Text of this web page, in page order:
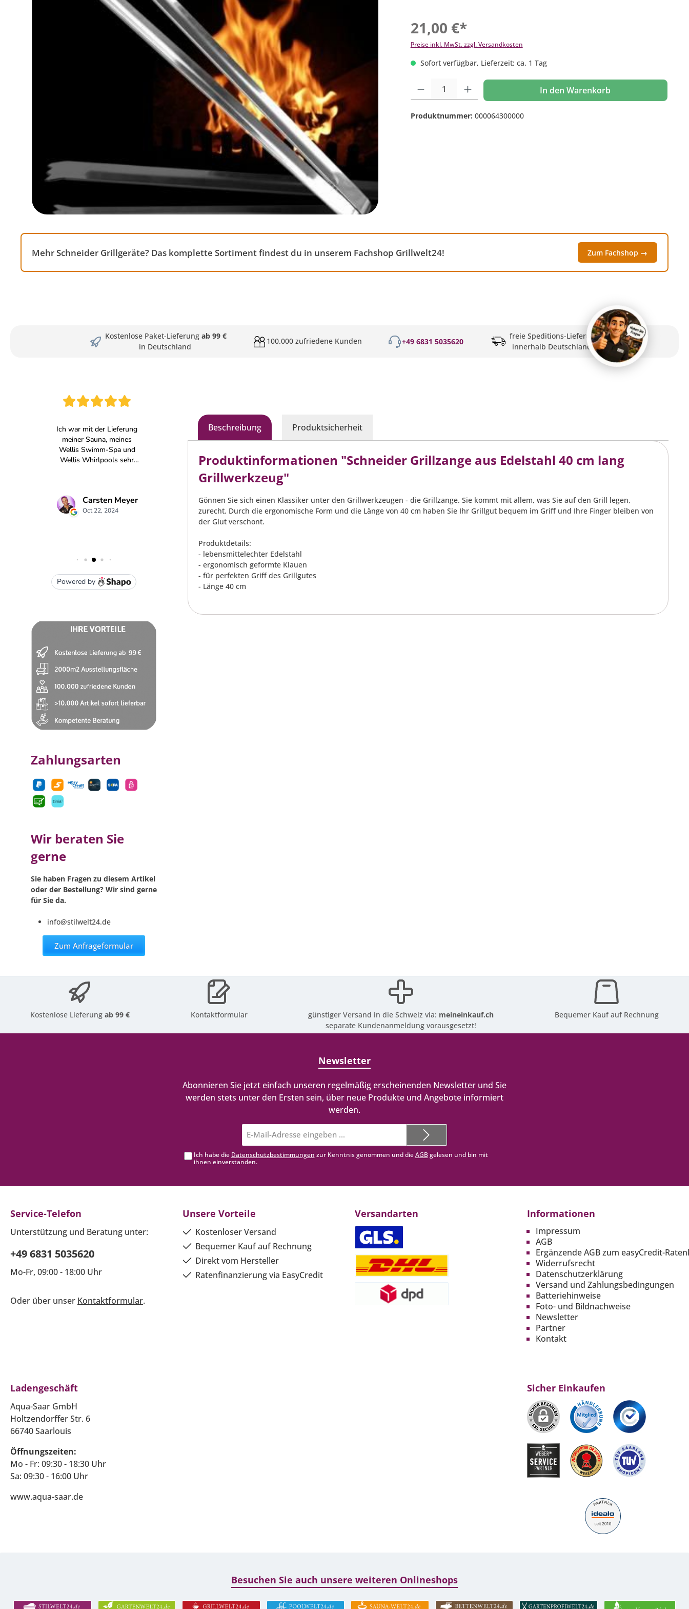
21,00 €*
Preise inkl. MwSt. zzgl. Versandkosten
Sofort verfügbar, Lieferzeit: ca. 1 Tag
Produkt Anzahl: Gib den gewünschten Wert ein oder benutze die Schaltflächen um die
In den Warenkorb
Produktnummer: 000064300000
Mehr Schneider Grillgeräte? Das komplette Sortiment findest du in unserem Fachshop Grillwelt24! Zum Fachshop →
Kostenlose Paket-Lieferung ab 99 €
in Deutschland
100.000 zufriedene Kunden +49 6831 5035620
freie Speditions-Lieferung
innerhalb Deutschlands
Zahlungsarten
Wir beraten Sie
gerne
Sie haben Fragen zu diesem Artikel
oder der Bestellung? Wir sind gerne
für Sie da.
info@stilwelt24.de
Zum Anfrageformular
Beschreibung Produktsicherheit
Produktinformationen "Schneider Grillzange aus Edelstahl 40 cm lang
Grillwerkzeug"
Gönnen Sie sich einen Klassiker unter den Grillwerkzeugen - die Grillzange. Sie kommt mit allem, was Sie auf den Grill legen,
zurecht. Durch die ergonomische Form und die Länge von 40 cm haben Sie Ihr Grillgut bequem im Griff und Ihre Finger bleiben von
der Glut verschont.
Produktdetails:
- lebensmittelechter Edelstahl
- ergonomisch geformte Klauen
- für perfekten Griff des Grillgutes
- Länge 40 cm
Kostenlose Lieferungab 99 € Kontaktformular günstiger Versand in die Schweiz via: meineinkauf.ch
separate Kundenanmeldung vorausgesetzt!
Bequemer Kauf auf Rechnung
Newsletter
Abonnieren Sie jetzt einfach unseren regelmäßig erscheinenden Newsletter und Sie
werden stets unter den Ersten sein, über neue Produkte und Angebote informiert
werden.
Mail-
Adresse*
Ich habe die Datenschutzbestimmungen zur Kenntnis genommen und dieAGBgelesen und bin mit
ihnen einverstanden.
Service-Telefon
Unterstützung und Beratung unter:
+49 6831 5035620
Mo-Fr, 09:00 - 18:00 Uhr
Oder über unser Kontaktformular.
Unsere Vorteile
Kostenloser Versand
Bequemer Kauf auf Rechnung
Direkt vom Hersteller
Ratenfinanzierung via EasyCredit
Versandarten Informationen
Impressum
AGB
Ergänzende AGB zum easyCredit-
Widerrufsrecht
Datenschutzerklärung
Versand und Zahlungsbedingungen
Batteriehinweise
Foto- und Bildnachweise
Newsletter
Partner
Kontakt
Ladengeschäft
Aqua-Saar GmbH
Holtzendorffer Str. 6
66740 Saarlouis
Öffnungszeiten:
Mo - Fr: 09:30 - 18:30 Uhr
Sa: 09:30 - 16:00 Uhr
www.aqua-saar.de
Sicher Einkaufen
Besuchen Sie auch unsere weiteren Onlineshops